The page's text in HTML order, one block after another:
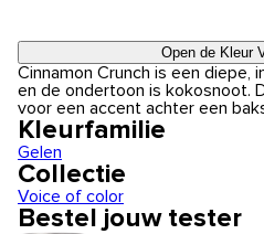
Open de Kleur
Cinnamon Crunch is een diepe,
en de ondertoon is kokosnoot.
voor een accent achter een
Kleurfamilie
Gelen
Collectie
Voice of color
Bestel jouw tester